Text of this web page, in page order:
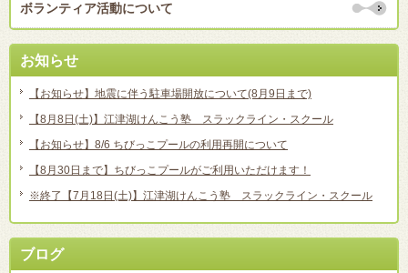
ボランティア活動について
お知らせ
【お知らせ】地震に伴う駐車場開放について(8月9日まで)
【8月8日(土)】江津湖けんこう塾 スラックライン・スクール
【お知らせ】8/6 ちびっこプールの利用再開について
【8月30日まで】ちびっこプールがご利用いただけます！
※終了【7月18日(土)】江津湖けんこう塾 スラックライン・スクール
ブログ